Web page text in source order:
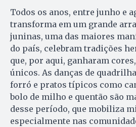
Todos os anos, entre junho e
transforma em um grande
juninas, uma das maiores
do país, celebram tradições
que, por aqui, ganharam
únicos. As danças de
forró e pratos típicos como
bolo de milho e quentão são
desse período, que mobiliza
especialmente nas